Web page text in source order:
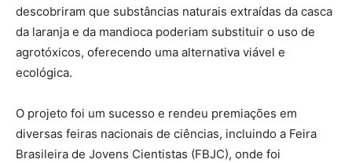
descobriram que substâncias naturais extraídas da casca
da laranja e da mandioca poderiam substituir o uso de
agrotóxicos, oferecendo uma alternativa viável e
ecológica.
O projeto foi um sucesso e rendeu premiações em
diversas feiras nacionais de ciências, incluindo a Feira
Brasileira de Jovens Cientistas (FBJC), onde foi